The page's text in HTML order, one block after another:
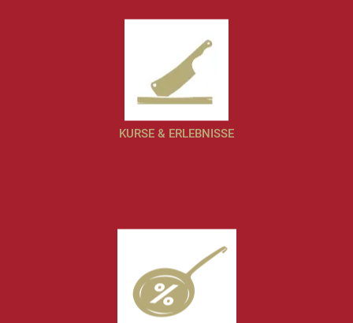
KURSE & ERLEBNISSE